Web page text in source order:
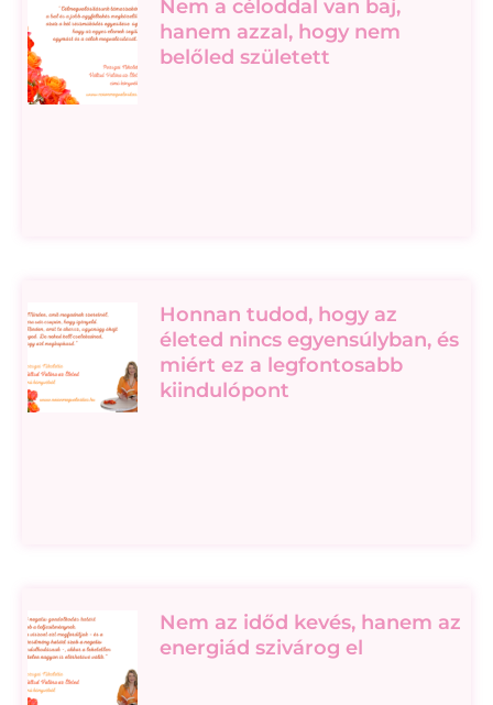
Nem a céloddal van baj,
hanem azzal, hogy nem
belőled született
Honnan tudod, hogy az
életed nincs egyensúlyban, és
miért ez a legfontosabb
kiindulópont
Nem az időd kevés, hanem az
energiád szivárog el